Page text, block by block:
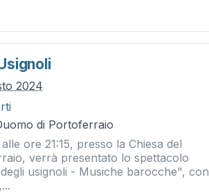
2024
di Portoferraio
ore 21:15, presso la Chiesa del
verrà presentato lo spettacolo
usignoli - Musiche barocche", con